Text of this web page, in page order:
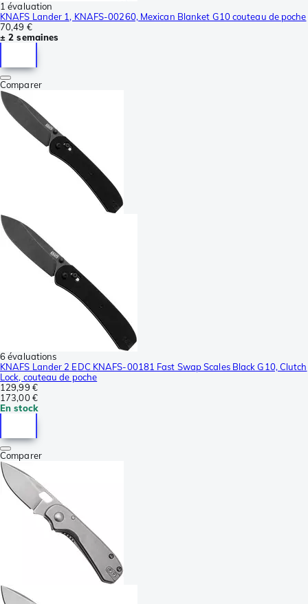
1 évaluation
KNAFS Lander 1, KNAFS-00260, Mexican Blanket G10 couteau de poche
70,49 €
± 2 semaines
Comparer
6 évaluations
KNAFS Lander 2 EDC KNAFS-00181 Fast Swap Scales Black G10, Clutch
Lock, couteau de poche
129,99 €
173,00 €
En stock
Comparer